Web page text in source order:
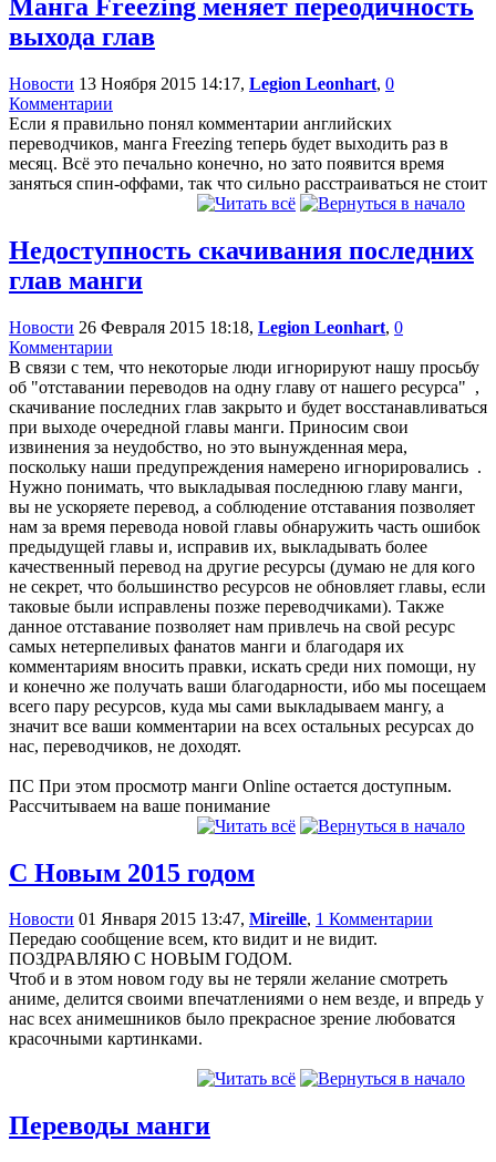
Манга Freezing меняет переодичность
выхода глав
Новости 13 Ноября 2015 14:17, Legion Leonhart, 0
Комментарии
Если я правильно понял комментарии английских
переводчиков, манга Freezing теперь будет выходить раз в
месяц. Всё это печально конечно, но зато появится время
заняться спин-оффами, так что сильно расстраиваться не стоит
Недоступность скачивания последних
глав манги
Новости 26 Февраля 2015 18:18, Legion Leonhart, 0
Комментарии
В связи с тем, что некоторые люди игнорируют нашу просьбу
об "отставании переводов на одну главу от нашего ресурса" ,
скачивание последних глав закрыто и будет восстанавливаться
при выходе очередной главы манги. Приносим свои
извинения за неудобство, но это вынужденная мера,
поскольку наши предупреждения намерено игнорировались .
Нужно понимать, что выкладывая последнюю главу манги,
вы не ускоряете перевод, а соблюдение отставания позволяет
нам за время перевода новой главы обнаружить часть ошибок
предыдущей главы и, исправив их, выкладывать более
качественный перевод на другие ресурсы (думаю не для кого
не секрет, что большинство ресурсов не обновляет главы, если
таковые были исправлены позже переводчиками). Также
данное отставание позволяет нам привлечь на свой ресурс
самых нетерпеливых фанатов манги и благодаря их
комментариям вносить правки, искать среди них помощи, ну
и конечно же получать ваши благодарности, ибо мы посещаем
всего пару ресурсов, куда мы сами выкладываем мангу, а
значит все ваши комментарии на всех остальных ресурсах до
нас, переводчиков, не доходят.
ПС При этом просмотр манги Online остается доступным.
Рассчитываем на ваше понимание
С Новым 2015 годом
Новости 01 Января 2015 13:47, Mireille, 1 Комментарии
Передаю сообщение всем, кто видит и не видит.
ПОЗДРАВЛЯЮ С НОВЫМ ГОДОМ.
Чтоб и в этом новом году вы не теряли желание смотреть
аниме, делится своими впечатлениями о нем везде, и впредь у
нас всех анимешников было прекрасное зрение любоватся
красочными картинками.
Переводы манги